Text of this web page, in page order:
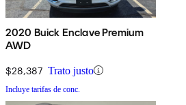
2020 Buick Enclave Premium
AWD
$28,387 Trato justo
Incluye tarifas de conc.